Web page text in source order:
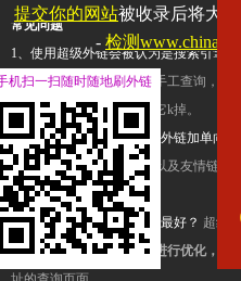
常见问题
1、使用超级外链会被认为是搜索引擎
查询工具，模拟的是正常手工查询，不
推广竞争对手的网址，让它k掉。
2、网站优化单纯依靠超级外链加单向链
链，需要结合普通的外链以及友情链接
台交换友情链接。
3、如何使用超级外链效果最好？ 超级
有频繁使用超级外链工具进行优化，才
提交你的网站被收录后将大
- 检测
机扫一扫随时随地刷外链